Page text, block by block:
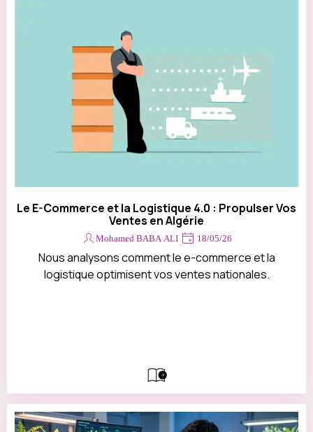
Le E-Commerce et la Logistique 4.0 : Propulser Vos
Ventes en Algérie
Mohamed BABA ALI 18/05/26
Nous analysons comment le e-commerce et la
logistique optimisent vos ventes nationales.